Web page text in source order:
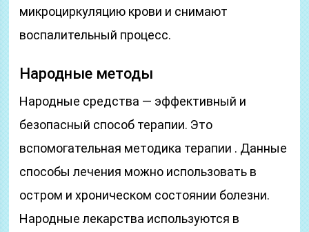
микроциркуляцию крови и снимают
воспалительный процесс.
Народные методы
Народные средства — эффективный и
безопасный способ терапии. Это
вспомогательная методика терапии . Данные
способы лечения можно использовать в
остром и хроническом состоянии болезни.
Народные лекарства используются в